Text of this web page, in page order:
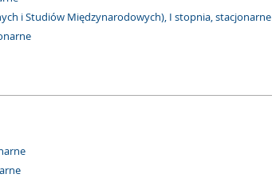
i Studiów Międzynarodowych), I stopnia, stacjonarne